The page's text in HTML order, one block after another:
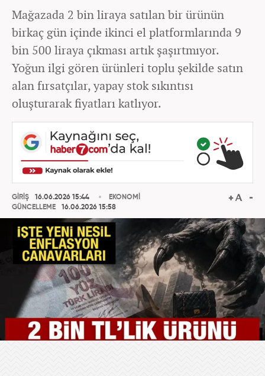
Mağazada 2 bin liraya satılan bir ürünün
birkaç gün içinde ikinci el platformlarında 9
bin 500 liraya çıkması artık şaşırtmıyor.
Yoğun ilgi gören ürünleri toplu şekilde satın
alan fırsatçılar, yapay stok sıkıntısı
oluşturarak fiyatları katlıyor.
GİRİŞ
16.06.2026 15:44
GÜNCELLEME
16.06.2026 15:58
EKONOMİ